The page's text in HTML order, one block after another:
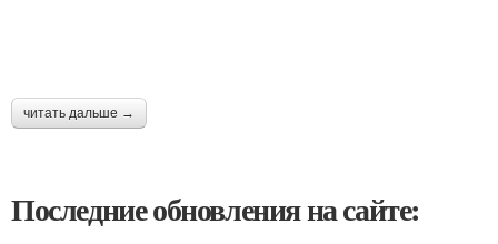
читать дальше →
Последние обновления на сайте: